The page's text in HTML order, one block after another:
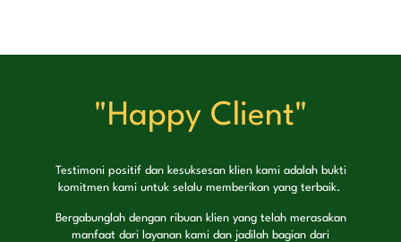
"Happy Client"
Testimoni positif dan kesuksesan klien kami adalah bukti
komitmen kami untuk selalu memberikan yang terbaik.
Bergabunglah dengan ribuan klien yang telah merasakan
manfaat dari layanan kami dan jadilah bagian dari